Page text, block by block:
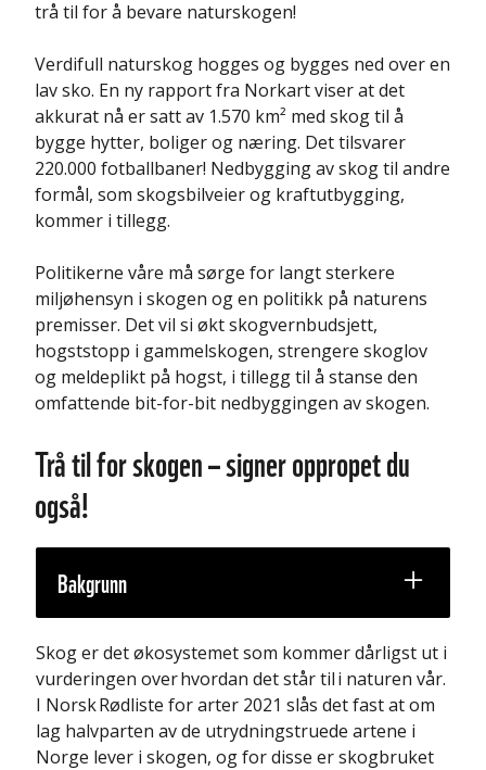
trå til for å bevare naturskogen!
Verdifull naturskog hogges og bygges ned over en
lav sko. En ny rapport fra Norkart viser at det
akkurat nå er satt av 1.570 km² med skog til å
bygge hytter, boliger og næring. Det tilsvarer
220.000 fotballbaner! Nedbygging av skog til andre
formål, som skogsbilveier og kraftutbygging,
kommer i tillegg.
Politikerne våre må sørge for langt sterkere
miljøhensyn i skogen og en politikk på naturens
premisser. Det vil si økt skogvernbudsjett,
hogststopp i gammelskogen, strengere skoglov
og meldeplikt på hogst, i tillegg til å stanse den
omfattende bit-for-bit nedbyggingen av skogen.
Trå til for skogen – signer oppropet du
også!
Bakgrunn
Skog er det økosystemet som kommer dårligst ut i
vurderingen over hvordan det står til i naturen vår.
I Norsk Rødliste for arter 2021 slås det fast at om
lag halvparten av de utrydningstruede artene i
Norge lever i skogen, og for disse er skogbruket